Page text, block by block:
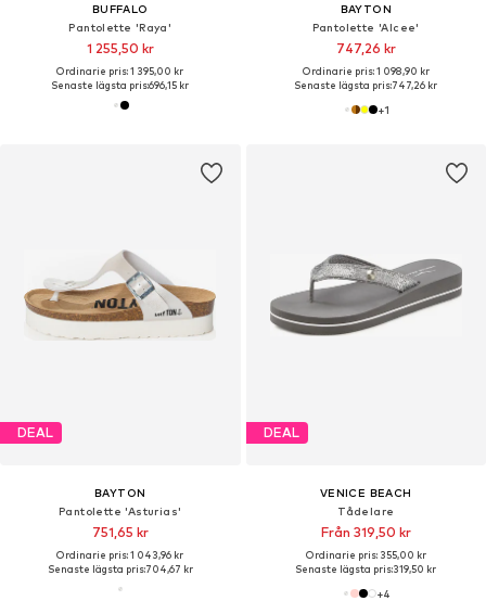
BUFFALO
Pantolette 'Raya'
1 255,50 kr
Ordinarie pris: 1 395,00 kr
Senaste lägsta pris:696,15 kr
BAYTON
Pantolette 'Alcee'
747,26 kr
Ordinarie pris: 1 098,90 kr
Senaste lägsta pris:747,26 kr
+1
DEAL
BAYTON
Pantolette 'Asturias'
751,65 kr
Ordinarie pris: 1 043,96 kr
Senaste lägsta pris:704,67 kr
DEAL
VENICE BEACH
Tådelare
Från 319,50 kr
Ordinarie pris: 355,00 kr
Senaste lägsta pris:319,50 kr
+4